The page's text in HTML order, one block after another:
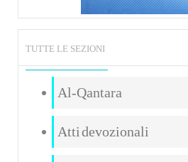
TUTTE LE SEZIONI
Al-Qantara
Atti devozionali